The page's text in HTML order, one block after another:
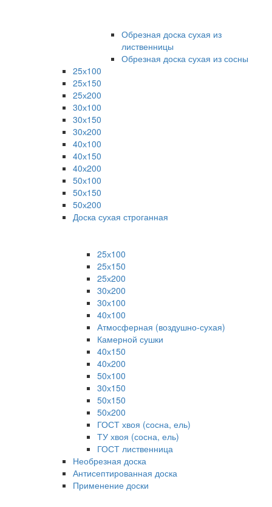
Обрезная доска сухая из
лиственницы
Обрезная доска сухая из сосны
25х100
25х150
25х200
30х100
30х150
30х200
40х100
40х150
40х200
50х100
50х150
50х200
Доска сухая строганная
25х100
25х150
25х200
30х200
30х100
40х100
Атмосферная (воздушно-сухая)
Камерной сушки
40х150
40х200
50х100
30х150
50х150
50х200
ГОСТ хвоя (сосна, ель)
ТУ хвоя (сосна, ель)
ГОСТ лиственница
Необрезная доска
Антисептированная доска
Применение доски